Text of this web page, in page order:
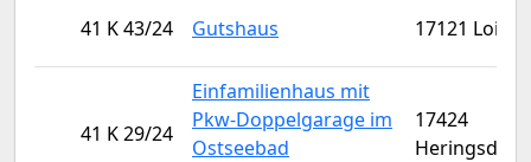
41 K 43/24 Gutshaus 17121 Loitz
41 K 29/24
Einfamilienhaus mit
Pkw-Doppelgarage im
Ostseebad
17424
Heringsdorf